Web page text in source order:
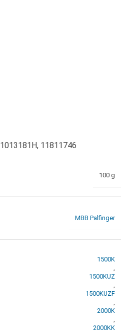
1013181H, 11811746
100 g
MBB Palfinger
1500K
1500KUZ
1500KUZF
2000K
2000KK